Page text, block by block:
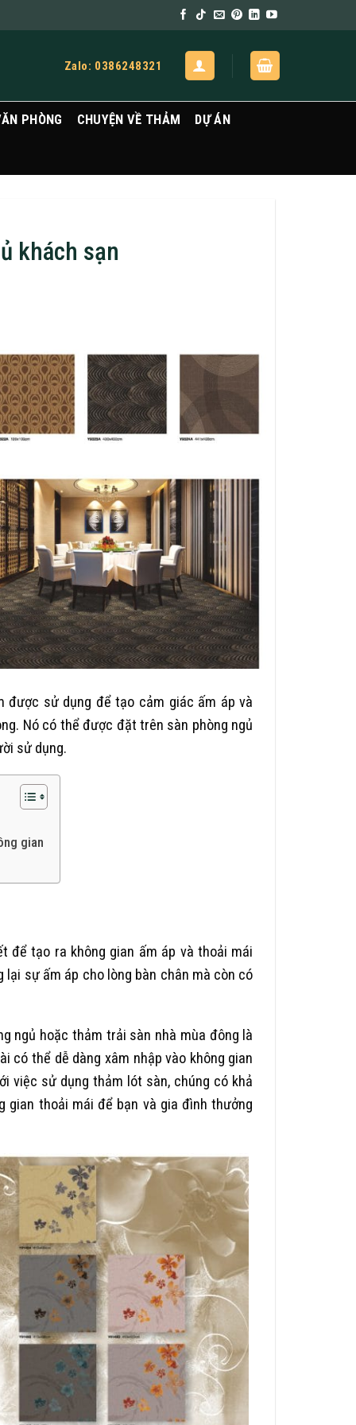
Zalo: 0386248321
PHÒNG CHUYỆN VỀ THẢM DỰ ÁN
khách sạn
được sử dụng để tạo cảm giác ấm áp và
Nó có thể được đặt trên sàn phòng ngủ
sử dụng.
gian
để tạo ra không gian ấm áp và thoải mái
sự ấm áp cho lòng bàn chân mà còn có
ngủ hoặc thảm trải sàn nhà mùa đông là
có thể dễ dàng xâm nhập vào không gian
việc sử dụng thảm lót sàn, chúng có khả
gian thoải mái để bạn và gia đình thưởng